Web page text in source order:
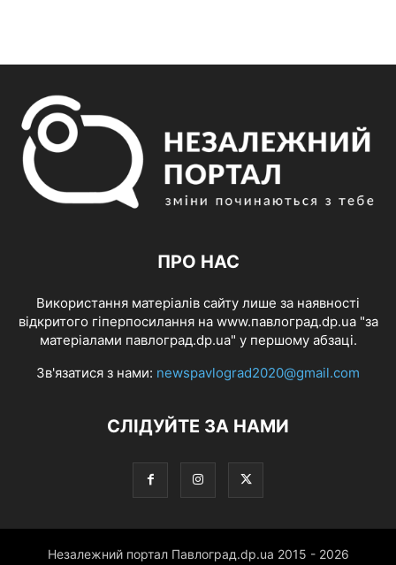
ПРО НАС
Використання матеріалів сайту лише за наявності
відкритого гіперпосилання на www.павлоград.dp.ua "за
матеріалами павлоград.dp.ua" у першому абзаці.
Зв'язатися з нами: newspavlograd2020@gmail.com
СЛІДУЙТЕ ЗА НАМИ
Незалежний портал Павлоград.dp.ua 2015 - 2026